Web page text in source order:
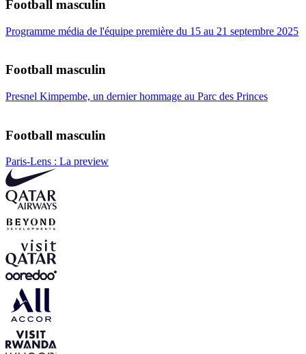
Football masculin
Programme média de l'équipe première du 15 au 21 septembre 2025
Football masculin
Presnel Kimpembe, un dernier hommage au Parc des Princes
Football masculin
Paris-Lens : La preview